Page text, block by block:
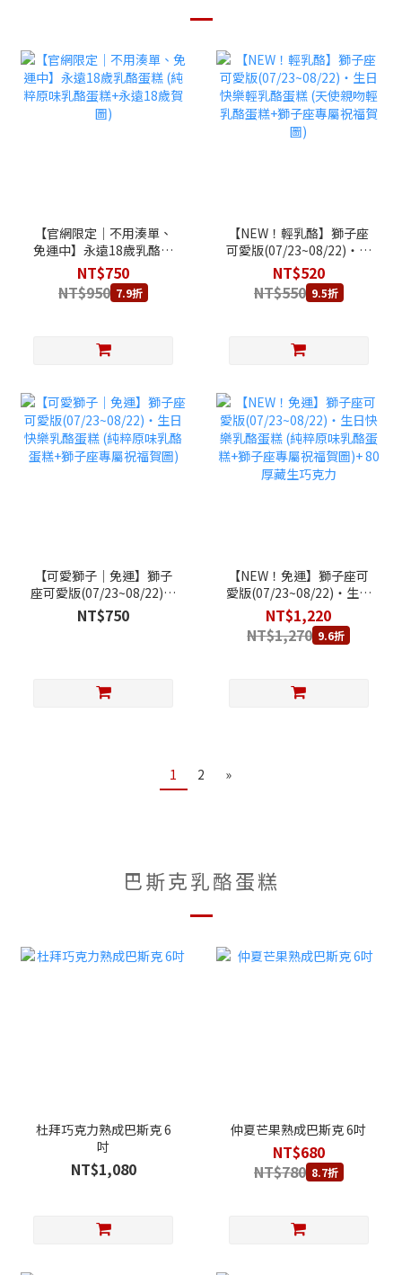
【官網限定｜不用湊單、
免運中】永遠18歲乳酪蛋
糕 (純粹原味乳酪蛋糕+永
遠18歲賀圖)
NT$750
NT$950 7.9折
【NEW！輕乳酪】獅子座
可愛版(07/23~08/22)‧生
日快樂輕乳酪蛋糕 (天使親
吻輕乳酪蛋糕+獅子座專屬
祝福賀圖)
NT$520
NT$550 9.5折
【可愛獅子｜免運】獅子
座可愛版(07/23~08/22)‧
生日快樂乳酪蛋糕 (純粹原
味乳酪蛋糕+獅子座專屬祝
NT$750
【NEW！免運】獅子座可
愛版(07/23~08/22)‧生日
快樂乳酪蛋糕 (純粹原味乳
酪蛋糕+獅子座專屬祝福賀
圖)+ 80厚藏生巧克力
NT$1,220
NT$1,270 9.6折
1 2 »
巴斯克乳酪蛋糕
杜拜巧克力熟成巴斯克 6
吋
NT$1,080
仲夏芒果熟成巴斯克 6吋
NT$680
NT$780 8.7折